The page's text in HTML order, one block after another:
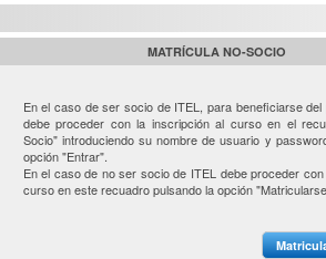
MATRÍCULA NO-SOCIO
En el caso de ser socio de ITEL, para beneficiarse del
debe proceder con la inscripción al curso en el
Socio" introduciendo su nombre de usuario y
opción "Entrar".
En el caso de no ser socio de ITEL debe proceder
curso en este recuadro pulsando la opción